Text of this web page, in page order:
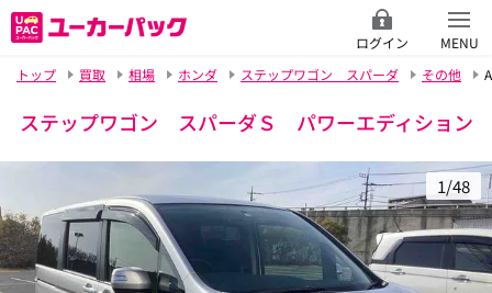
ログイン
MENU
トップ
買取 相場 ホンダ ステップワゴン スパーダ その他
ステップワゴン スパーダＳ パワーエディション
1/48